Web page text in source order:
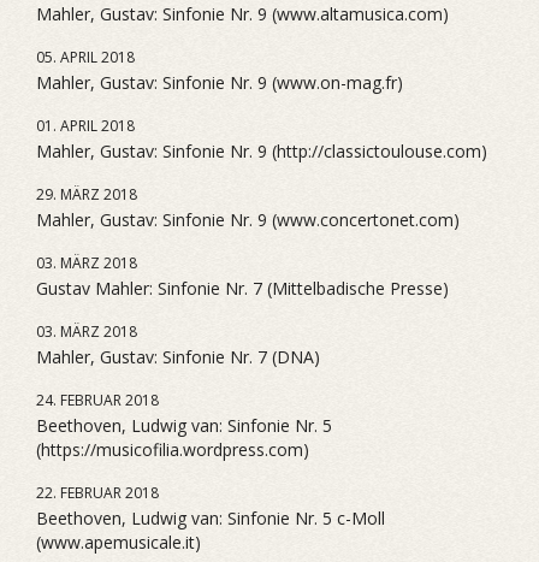
Mahler, Gustav: Sinfonie Nr. 9 (www.altamusica.com)
05. APRIL 2018
Mahler, Gustav: Sinfonie Nr. 9 (www.on-mag.fr)
01. APRIL 2018
Mahler, Gustav: Sinfonie Nr. 9 (http://classictoulouse.com)
29. MÄRZ 2018
Mahler, Gustav: Sinfonie Nr. 9 (www.concertonet.com)
03. MÄRZ 2018
Gustav Mahler: Sinfonie Nr. 7 (Mittelbadische Presse)
03. MÄRZ 2018
Mahler, Gustav: Sinfonie Nr. 7 (DNA)
24. FEBRUAR 2018
Beethoven, Ludwig van: Sinfonie Nr. 5
(https://musicofilia.wordpress.com)
22. FEBRUAR 2018
Beethoven, Ludwig van: Sinfonie Nr. 5 c-Moll
(www.apemusicale.it)